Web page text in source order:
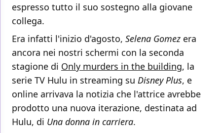
espresso tutto il suo sostegno alla giovane
collega.
Era infatti l'inizio d'agosto, Selena Gomez era
ancora nei nostri schermi con la seconda
stagione di Only murders in the building, la
serie TV Hulu in streaming su Disney Plus, e
online arrivava la notizia che l'attrice avrebbe
prodotto una nuova iterazione, destinata ad
Hulu, di Una donna in carriera.